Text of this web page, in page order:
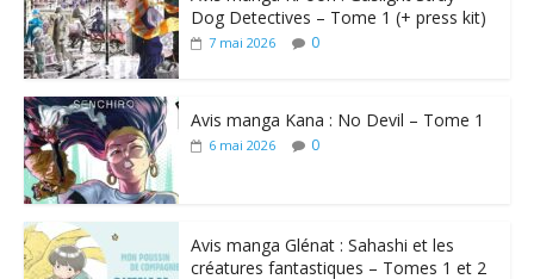
Dog Detectives – Tome 1 (+ press kit)
7 mai 2026 0
Avis manga Kana : No Devil – Tome 1
6 mai 2026 0
Avis manga Glénat : Sahashi et les
créatures fantastiques – Tomes 1 et 2